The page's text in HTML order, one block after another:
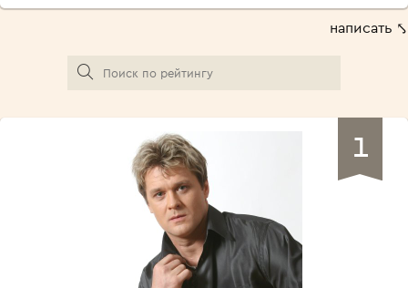
написать ⤣
1